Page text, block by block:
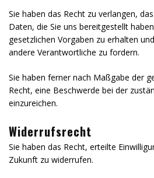
Sie haben das Recht zu verlangen,
Daten, die Sie uns bereitgestellt
gesetzlichen Vorgaben zu erhalten
andere Verantwortliche zu fordern.
Sie haben ferner nach Maßgabe der
Recht, eine Beschwerde bei der
einzureichen.
Widerrufsrecht
Sie haben das Recht, erteilte
Zukunft zu widerrufen.